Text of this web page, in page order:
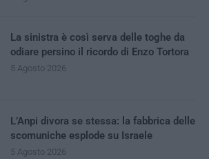
La sinistra è così serva delle toghe da
odiare persino il ricordo di Enzo Tortora
5 Agosto 2026
L’Anpi divora se stessa: la fabbrica delle
scomuniche esplode su Israele
5 Agosto 2026